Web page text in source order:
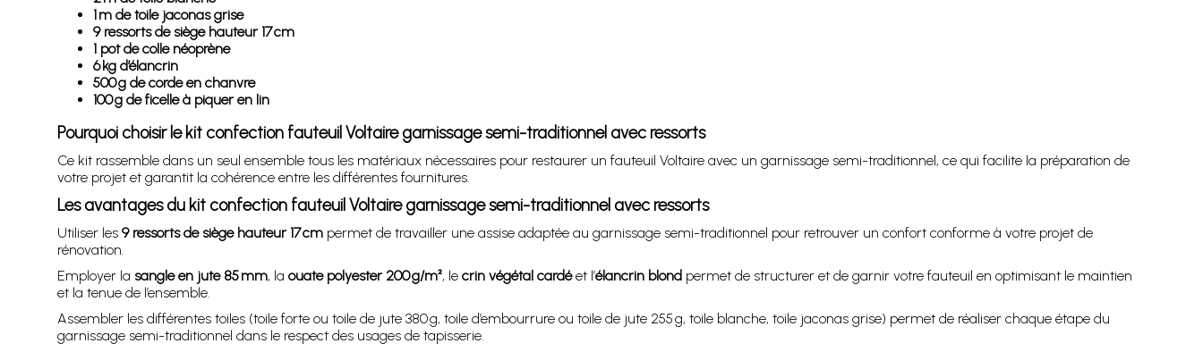
1 m de toile jaconas grise
9 ressorts de siège hauteur 17 cm
1 pot de colle néoprène
6 kg d’élancrin
500 g de corde en chanvre
100 g de ficelle à piquer en lin
Pourquoi choisir le kit confection fauteuil Voltaire garnissage semi-traditionnel avec ressorts
Ce kit rassemble dans un seul ensemble tous les matériaux nécessaires pour restaurer un fauteuil Voltaire avec un garnissage semi-traditionnel, ce qui facilite la préparation de
votre projet et garantit la cohérence entre les différentes fournitures.
Les avantages du kit confection fauteuil Voltaire garnissage semi-traditionnel avec ressorts
Utiliser les 9 ressorts de siège hauteur 17 cmpermet de travailler une assise adaptée au garnissage semi-traditionnel pour retrouver un confort conforme à votre projet de
rénovation.
Employer la sangle en jute 85 mm, la ouate polyester 200 g/m², le crin végétal cardéet l’élancrin blondpermet de structurer et de garnir votre fauteuil en optimisant le maintien
et la tenue de l’ensemble.
Assembler les différentes toiles (toile forte ou toile de jute 380 g, toile d’embourrure ou toile de jute 255 g, toile blanche, toile jaconas grise) permet de réaliser chaque étape du
garnissage semi-traditionnel dans le respect des usages de tapisserie.